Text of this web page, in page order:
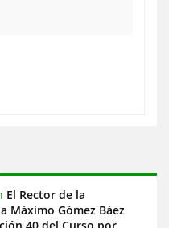
El Rector de la
Máximo Gómez Báez